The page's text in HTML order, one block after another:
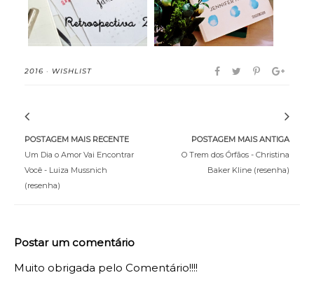
2016 · WISHLIST
POSTAGEM MAIS RECENTE
Um Dia o Amor Vai Encontrar
Você - Luiza Mussnich
(resenha)
POSTAGEM MAIS ANTIGA
O Trem dos Órfãos - Christina
Baker Kline (resenha)
Postar um comentário
Muito obrigada pelo Comentário!!!!